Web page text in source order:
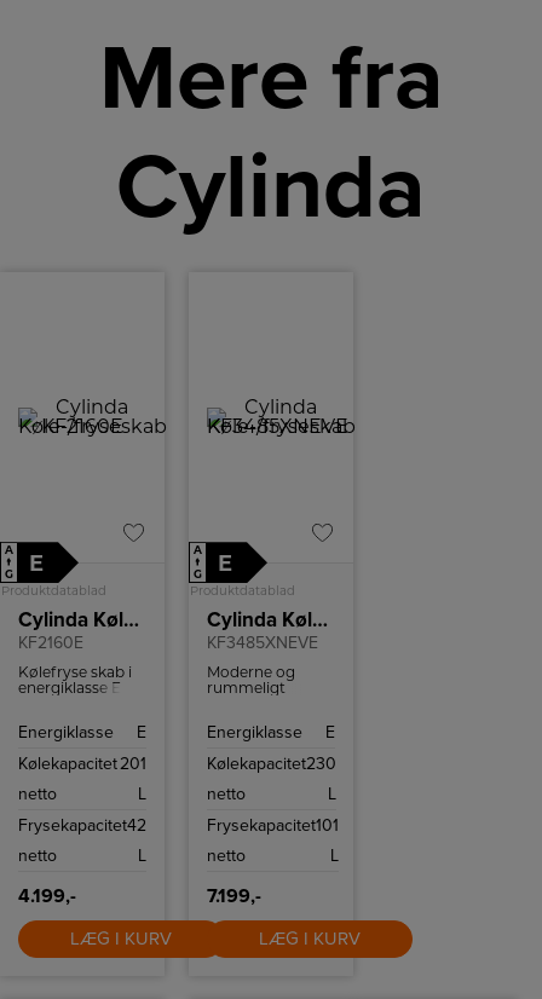
Mere fra
Cylinda
A
↑
G
E
Produktdatablad
Cylinda Køle-/fryseskab
KF2160E
Kølefryse skab i
energiklasse E
til sommerhuset
Energiklasse
E
Kølekapacitet
netto
201
L
Frysekapacitet
netto
42
L
4.199,-
LÆG I KURV
A
↑
G
E
Produktdatablad
Cylinda Køle-/fryseskab
KF3485XNEVE
Moderne og
rummeligt
med smarte
fleksibel
stilfuldt design,
opbevaring af
Energiklasse
E
Kølekapacitet
netto
230
L
Frysekapacitet
netto
101
L
7.199,-
LÆG I KURV